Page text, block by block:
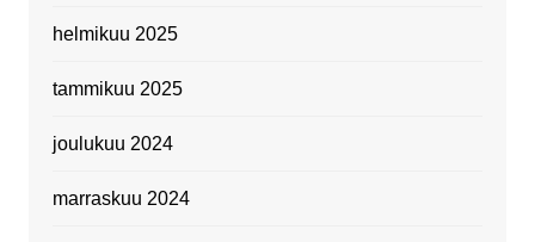
helmikuu 2025
tammikuu 2025
joulukuu 2024
marraskuu 2024